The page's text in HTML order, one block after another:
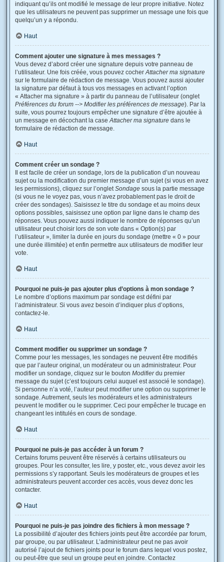
indiquant qu’ils ont modifié le message de leur propre initiative. Notez
que les utilisateurs ne peuvent pas supprimer un message une fois que
quelqu’un y a répondu.
Haut
Comment ajouter une signature à mes messages ?
Vous devez d’abord créer une signature depuis votre panneau de
l’utilisateur. Une fois créée, vous pouvez cocherAttacher ma signature
sur le formulaire de rédaction de message. Vous pouvez aussi ajouter
la signature par défaut à tous vos messages en activant l’option
« Attacher ma signature » à partir du panneau de l’utilisateur (onglet
Préférences du forum --> Modifier les préférences de message). Par la
suite, vous pourrez toujours empêcher une signature d’être ajoutée à
un message en décochant la caseAttacher ma signature dans le
formulaire de rédaction de message.
Haut
Comment créer un sondage ?
Il est facile de créer un sondage, lors de la publication d’un nouveau
sujet ou la modification du premier message d’un sujet (si vous en avez
les permissions), cliquez sur l’ongletSondage sous la partie message
(si vous ne le voyez pas, vous n’avez probablement pas le droit de
créer des sondages). Saisissez le titre du sondage et au moins deux
options possibles, saisissez une option par ligne dans le champ des
réponses. Vous pouvez aussi indiquer le nombre de réponses qu’un
utilisateur peut choisir lors de son vote dans « Option(s) par
l’utilisateur », limiter la durée en jours du sondage (mettre « 0 » pour
une durée illimitée) et enfin permettre aux utilisateurs de modifier leur
vote.
Haut
Pourquoi ne puis-je pas ajouter plus d’options à mon sondage ?
Le nombre d’options maximum par sondage est défini par
l’administrateur. Si vous avez besoin d’indiquer plus d’options,
contactez-le.
Haut
Comment modifier ou supprimer un sondage ?
Comme pour les messages, les sondages ne peuvent être modifiés
que par l’auteur original, un modérateur ou un administrateur. Pour
modifier un sondage, cliquez sur le bouton Modifierdu premier
message du sujet (c’est toujours celui auquel est associé le sondage).
Si personne n’a voté, l’auteur peut modifier une option ou supprimer le
sondage. Autrement, seuls les modérateurs et les administrateurs
peuvent le modifier ou le supprimer. Ceci pour empêcher le trucage en
changeant les intitulés en cours de sondage.
Haut
Pourquoi ne puis-je pas accéder à un forum ?
Certains forums peuvent être réservés à certains utilisateurs ou
groupes. Pour les consulter, les lire, y poster, etc., vous devez avoir les
permissions s’y rapportant. Seuls les modérateurs de groupes et les
administrateurs peuvent accorder ces accès, vous devez donc les
contacter.
Haut
Pourquoi ne puis-je pas joindre des fichiers à mon message ?
La possibilité d’ajouter des fichiers joints peut être accordée par forum,
par groupe, ou par utilisateur. L’administrateur peut ne pas avoir
autorisé l’ajout de fichiers joints pour le forum dans lequel vous postez,
ou peut-être que seul un groupe peut en joindre. Contactez